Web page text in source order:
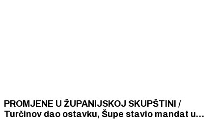
PROMJENE U ŽUPANIJSKOJ SKUPŠTINI /
Turčinov dao ostavku, Šupe stavio mandat u